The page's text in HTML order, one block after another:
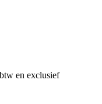
en exclusief